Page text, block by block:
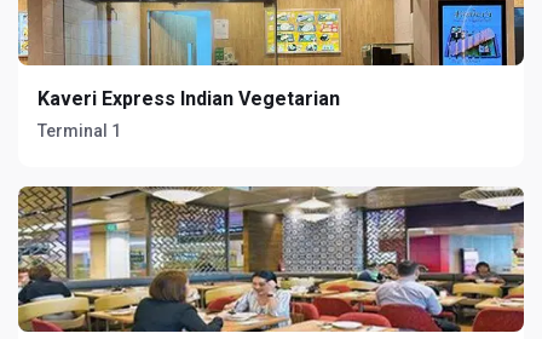
Kaveri Express Indian Vegetarian
Terminal 1